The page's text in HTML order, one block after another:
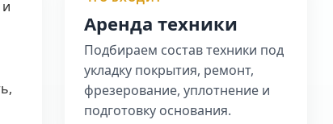
Аренда техники
Подбираем состав техники под
укладку покрытия, ремонт,
фрезерование, уплотнение и
подготовку основания.